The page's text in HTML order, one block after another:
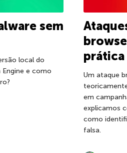
sem
local do
e como
prática
Um ataque
em
explicamos
como
falsa.